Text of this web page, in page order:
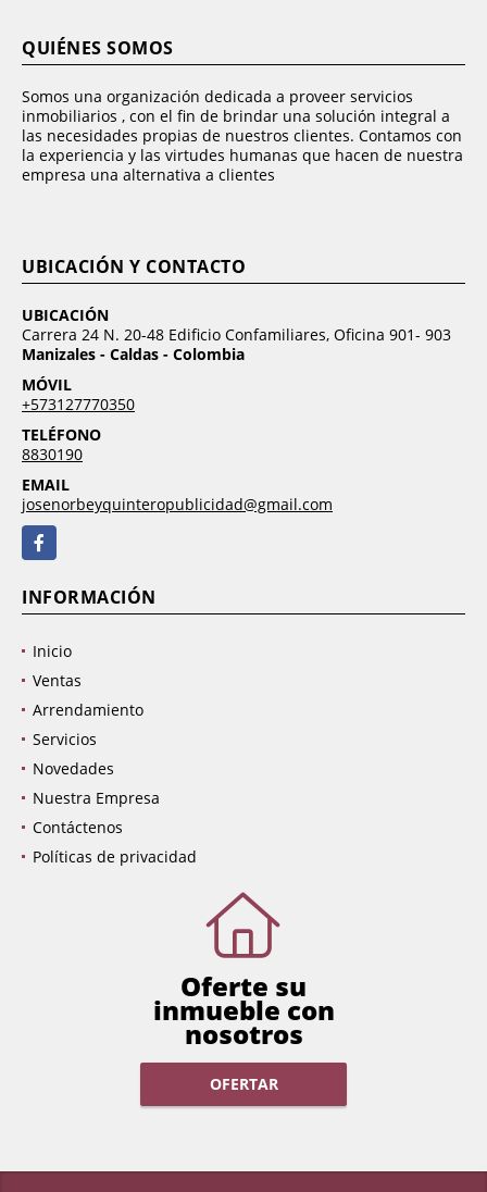
QUIÉNES SOMOS
Somos una organización dedicada a proveer servicios
inmobiliarios , con el fin de brindar una solución integral a
las necesidades propias de nuestros clientes. Contamos con
la experiencia y las virtudes humanas que hacen de nuestra
empresa una alternativa a clientes
UBICACIÓN Y CONTACTO
UBICACIÓN
Carrera 24 N. 20-48 Edificio Confamiliares, Oficina 901- 903
Manizales - Caldas - Colombia
MÓVIL
+573127770350
TELÉFONO
8830190
EMAIL
josenorbeyquinteropublicidad@gmail.com
Facebook
INFORMACIÓN
Inicio
Ventas
Arrendamiento
Servicios
Novedades
Nuestra Empresa
Contáctenos
Políticas de privacidad
Oferte su
inmueble con
nosotros
OFERTAR